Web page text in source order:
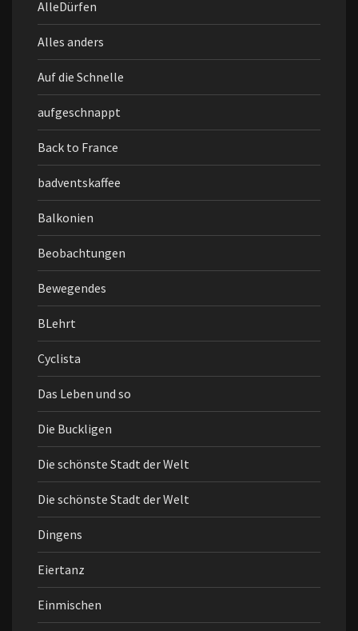
AlleDürfen
Alles anders
Auf die Schnelle
aufgeschnappt
Back to France
badventskaffee
Balkonien
Beobachtungen
Bewegendes
BLehrt
Cyclista
Das Leben und so
Die Buckligen
Die schönste Stadt der Welt
Die schönste Stadt der Welt
Dingens
Eiertanz
Einmischen